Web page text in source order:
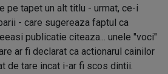
pe tapet un alt titlu - urmat, ce-i
- care sugereaza faptul ca
publicatie citeaza... unele "voci"
ar fi declarat ca actionarul cainilor
de tare incat i-ar fi scos dintii.